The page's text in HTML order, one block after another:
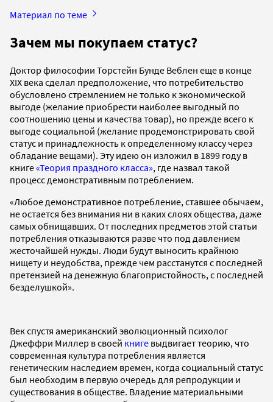
Материал по теме
Зачем мы покупаем статус?
Доктор философии Торстейн Бунде Веблен еще в конце
XIX века сделал предположение, что потребительство
обусловлено стремлением не только к экономической
выгоде (желание приобрести наиболее выгодный по
соотношению цены и качества товар), но прежде всего к
выгоде социальной (желание продемонстрировать свой
статус и принадлежность к определенному классу через
обладание вещами). Эту идею он изложил в 1899 году в
книге«Теория праздного класса», где назвал такой
процесс демонстративным потреблением.
«Любое демонстративное потребление, ставшее обычаем,
не остается без внимания ни в каких слоях общества, даже
самых обнищавших. От последних предметов этой статьи
потребления отказываются разве что под давлением
жесточайшей нужды. Люди будут выносить крайнюю
нищету и неудобства, прежде чем расстанутся с последней
претензией на денежную благопристойность, с последней
безделушкой».
Век спустя американский эволюционный психолог
Джеффри Миллер в своей книге выдвигает теорию, что
современная культура потребления является
генетическим наследием времен, когда социальный статус
был необходим в первую очередь для репродукции и
существования в обществе. Владение материальными